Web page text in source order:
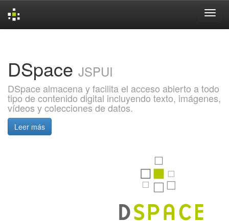
DSpace JSPUI
DSpace almacena y facilita el acceso abierto a todo
tipo de contenido digital incluyendo texto, imágenes,
vídeos y colecciones de datos.
Leer más